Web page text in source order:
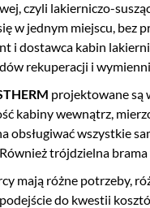
czyli lakierniczo-
w jednym miejscu, bez
i dostawca kabin
rekuperacji i
projektowane są
kabiny wewnątrz,
obsługiwać wszystkie
trójdzielna
mają różne potrzeby,
do kwestii